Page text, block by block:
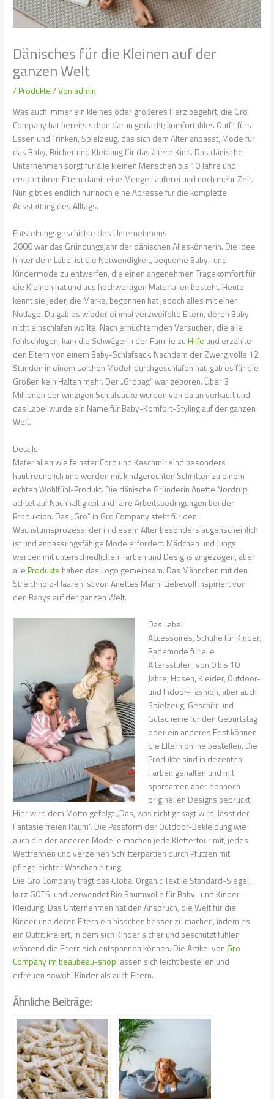
Dänisches für die Kleinen auf der
ganzen Welt
/Produkte / Von admin
Was auch immer ein kleines oder größeres Herz begehrt, die Gro
Company hat bereits schon daran gedacht; komfortables Outfit fürs
Essen und Trinken, Spielzeug, das sich dem Alter anpasst, Mode für
das Baby, Bücher und Kleidung für das ältere Kind. Das dänische
Unternehmen sorgt für alle kleinen Menschen bis 10 Jahre und
erspart ihren Eltern damit eine Menge Lauferei und noch mehr Zeit.
Nun gibt es endlich nur noch eine Adresse für die komplette
Ausstattung des Alltags.
Entstehungsgeschichte des Unternehmens
2000 war das Gründungsjahr der dänischen Alleskönnerin. Die Idee
hinter dem Label ist die Notwendigkeit, bequeme Baby- und
Kindermode zu entwerfen, die einen angenehmen Tragekomfort für
die Kleinen hat und aus hochwertigen Materialien besteht. Heute
kennt sie jeder, die Marke, begonnen hat jedoch alles mit einer
Notlage. Da gab es wieder einmal verzweifelte Eltern, deren Baby
nicht einschlafen wollte. Nach ernüchternden Versuchen, die alle
fehlschlugen, kam die Schwägerin der Familie zuHilfe und erzählte
den Eltern von einem Baby-Schlafsack. Nachdem der Zwerg volle 12
Stunden in einem solchen Modell durchgeschlafen hat, gab es für die
Großen kein Halten mehr. Der „Grobag“ war geboren. Über 3
Millionen der winzigen Schlafsäcke wurden von da an verkauft und
das Label wurde ein Name für Baby-Komfort-Styling auf der ganzen
Welt.
Details
Materialien wie feinster Cord und Kaschmir sind besonders
hautfreundlich und werden mit kindgerechten Schnitten zu einem
echten Wohlfühl-Produkt. Die dänische Gründerin Anette Nordrup
achtet auf Nachhaltigkeit und faire Arbeitsbedingungen bei der
Produktion. Das „Gro“ in Gro Company steht für den
Wachstumsprozess, der in diesem Alter besonders augenscheinlich
ist und anpassungsfähige Mode erfordert. Mädchen und Jungs
werden mit unterschiedlichen Farben und Designs angezogen, aber
alleProdukte haben das Logo gemeinsam. Das Männchen mit den
Streichholz-Haaren ist von Anettes Mann. Liebevoll inspiriert von
den Babys auf der ganzen Welt.
Das Label
Accessoires, Schuhe für Kinder,
Bademode für alle
Altersstufen, von 0 bis 10
Jahre, Hosen, Kleider, Outdoor-
und Indoor-Fashion, aber auch
Spielzeug, Geschirr und
Gutscheine für den Geburtstag
oder ein anderes Fest können
die Eltern online bestellen. Die
Produkte sind in dezenten
Farben gehalten und mit
sparsamen aber dennoch
originellen Designs bedruckt.
Hier wird dem Motto gefolgt „Das, was nicht gesagt wird, lässt der
Fantasie freien Raum“. Die Passform der Outdoor-Bekleidung wie
auch die der anderen Modelle machen jede Klettertour mit, jedes
Wettrennen und verzeihen Schlitterpartien durch Pfützen mit
pflegeleichter Waschanleitung.
Die Gro Company trägt das Global Organic Textile Standard-Siegel,
kurz GOTS, und verwendet Bio Baumwolle für Baby- und Kinder-
Kleidung. Das Unternehmen hat den Anspruch, die Welt für die
Kinder und deren Eltern ein bisschen besser zu machen, indem es
ein Outfit kreiert, in dem sich Kinder sicher und beschützt fühlen
während die Eltern sich entspannen können. Die Artikel von Gro
Company im beaubeau-shop lassen sich leicht bestellen und
erfreuen sowohl Kinder als auch Eltern.
Ähnliche Beiträge: